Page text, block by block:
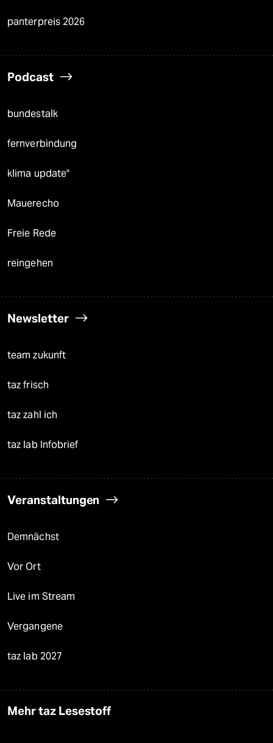
panterpreis 2026
Podcast
bundestalk
fernverbindung
klima update°
Mauerecho
Freie Rede
reingehen
Newsletter
team zukunft
taz frisch
taz zahl ich
taz lab Infobrief
Veranstaltungen
Demnächst
Vor Ort
Live im Stream
Vergangene
taz lab 2027
Mehr taz Lesestoff